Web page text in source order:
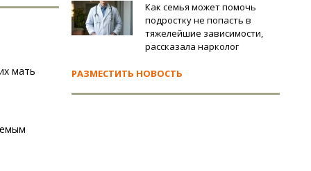
мать
Как семья может помочь
подростку не попасть в
тяжелейшие зависимости,
рассказала нарколог
РАЗМЕСТИТЬ НОВОСТЬ